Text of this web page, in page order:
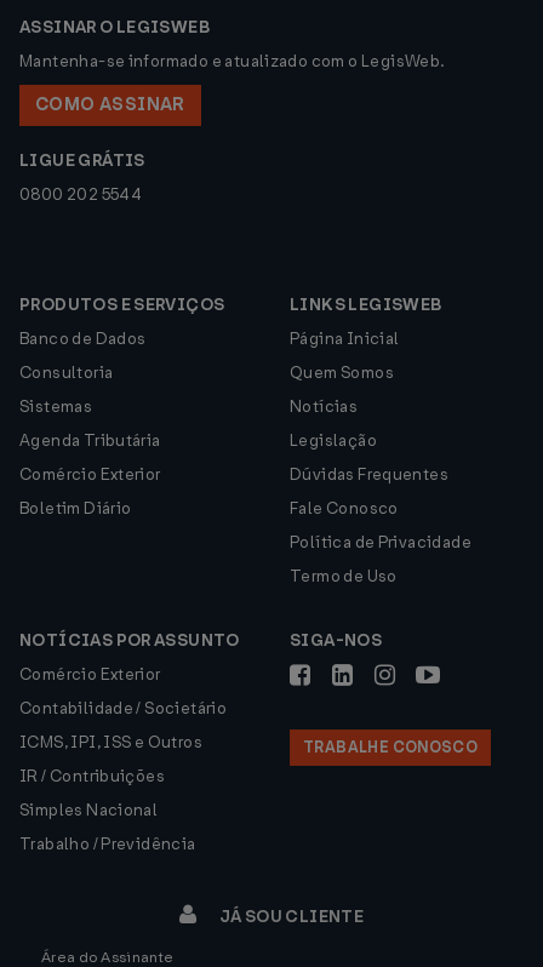
ASSINAR O LEGISWEB
Mantenha-se informado e atualizado com o LegisWeb.
COMO ASSINAR
LIGUE GRÁTIS
0800 202 5544
PRODUTOS E SERVIÇOS
Banco de Dados
Consultoria
Sistemas
Agenda Tributária
Comércio Exterior
Boletim Diário
LINKS LEGISWEB
Página Inicial
Quem Somos
Notícias
Legislação
Dúvidas Frequentes
Fale Conosco
Política de Privacidade
Termo de Uso
NOTÍCIAS POR ASSUNTO
Comércio Exterior
Contabilidade / Societário
ICMS, IPI, ISS e Outros
IR / Contribuições
Simples Nacional
Trabalho / Previdência
SIGA-NOS
TRABALHE CONOSCO
JÁ SOU CLIENTE
Área do Assinante